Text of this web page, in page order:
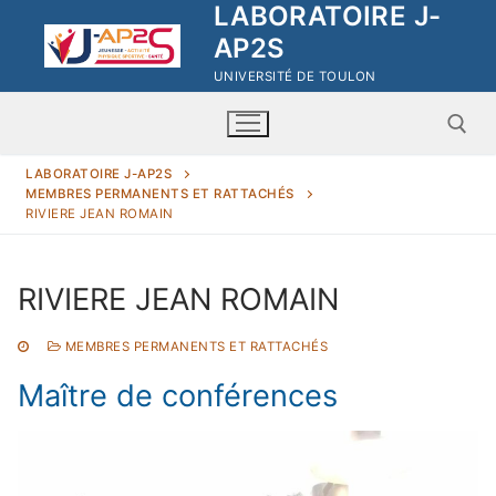
contenu
LABORATOIRE J-
AP2S
UNIVERSITÉ DE TOULON
:
LABORATOIRE J-AP2S
MEMBRES PERMANENTS ET RATTACHÉS
RIVIERE JEAN ROMAIN
RIVIERE JEAN ROMAIN
MEMBRES PERMANENTS ET RATTACHÉS
Maître de conférences